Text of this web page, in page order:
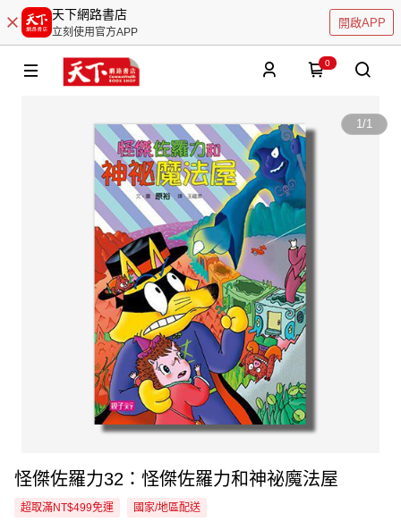
天下網路書店
立刻使用官方APP
開啟APP
0
1/1
怪傑佐羅力32：怪傑佐羅力和神祕魔法屋
超取滿NT$499免運 國家/地區配送